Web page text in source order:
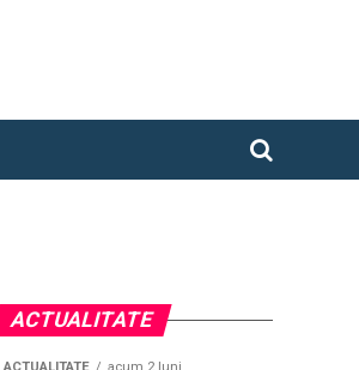
ACTUALITATE